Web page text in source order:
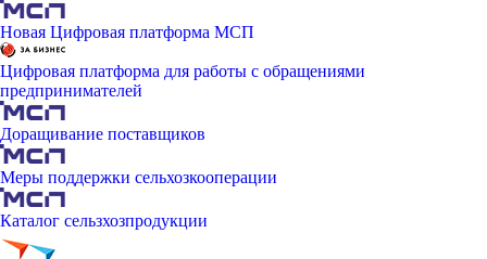
Новая Цифровая платформа МСП
Цифровая платформа для работы с обращениями
предпринимателей
Доращивание поставщиков
Меры поддержки сельхозкооперации
Каталог сельзхозпродукции